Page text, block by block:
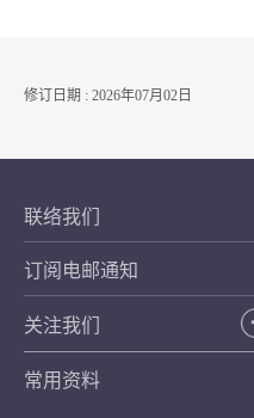
修订日期 : 2026年07月02日
联络我们
订阅电邮通知
关注我们
常用资料